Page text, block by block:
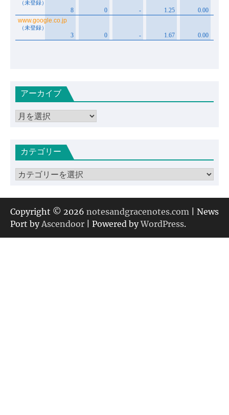
アーカイブ
ア
イカテゴリー
カ
ゴ
リ
ー
Copyright © 2026 notesandgracenotes.com | News
Port by Ascendoor | Powered byWordPress.